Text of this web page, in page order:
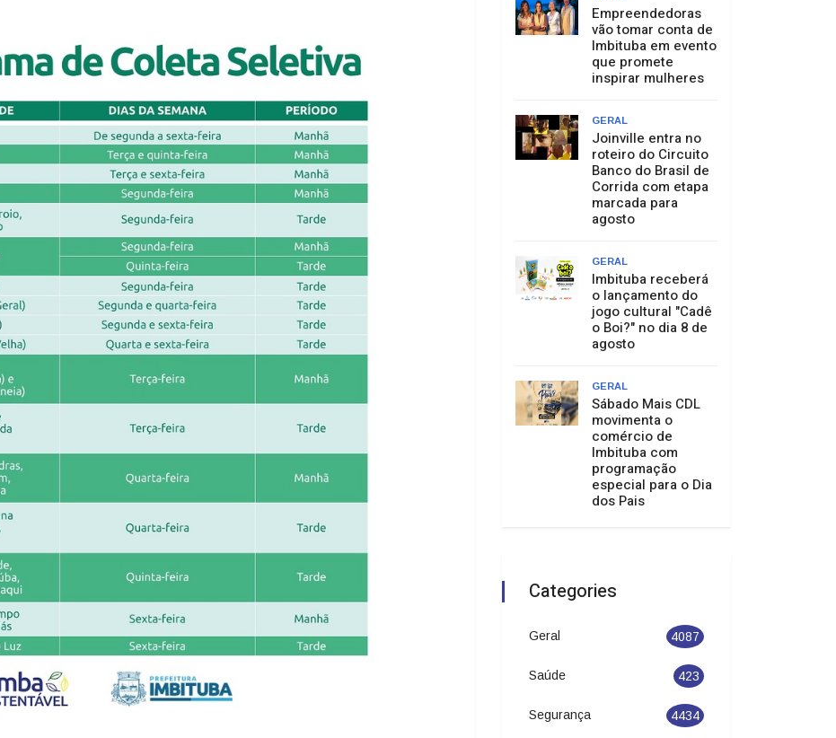
Empreendedoras
vão tomar conta de
Imbituba em evento
que promete
inspirar mulheres
GERAL
Joinville entra no
roteiro do Circuito
Banco do Brasil de
Corrida com etapa
marcada para
agosto
GERAL
Imbituba receberá
o lançamento do
jogo cultural "Cadê
o Boi?" no dia 8 de
agosto
GERAL
Sábado Mais CDL
movimenta o
comércio de
Imbituba com
programação
especial para o Dia
dos Pais
Categories
Geral 4087
Saúde 423
Segurança 4434